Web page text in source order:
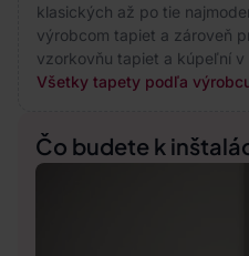
klasických až po tie
výrobcom tapiet a zároveň
vzorkovňu tapiet a kúpeľní v
Všetky tapety podľa
Čo budete k